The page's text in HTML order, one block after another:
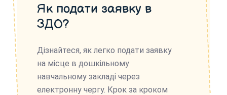
Як подати заявку в
ЗДО?
Дізнайтеся, як легко подати заявку
на місце в дошкільному
навчальному закладі через
електронну чергу. Крок за кроком